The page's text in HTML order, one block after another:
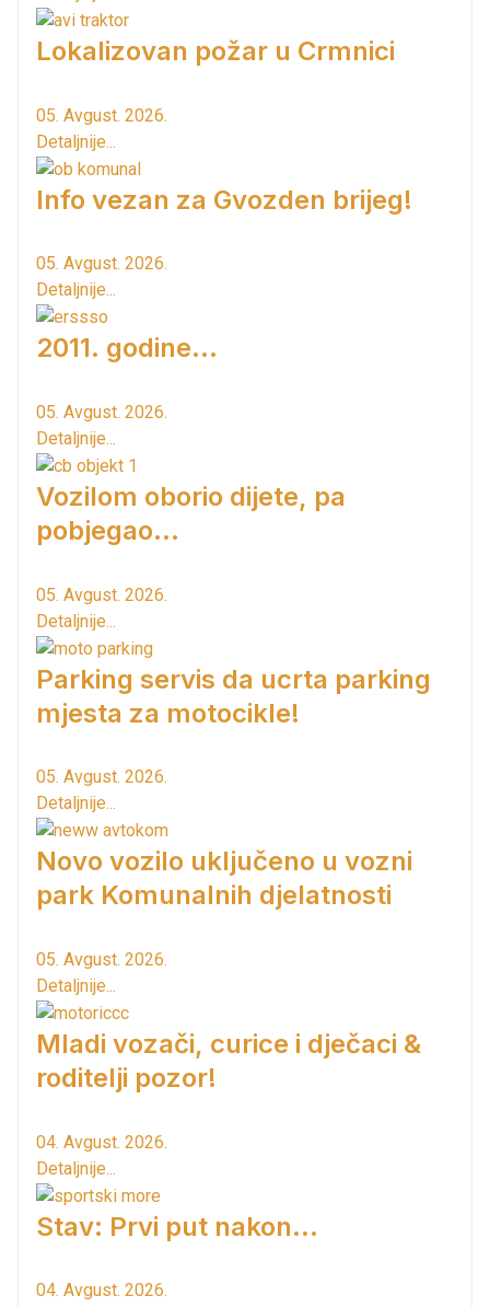
Lokalizovan požar u Crmnici
05. Avgust. 2026.
Detaljnije...
Info vezan za Gvozden brijeg!
05. Avgust. 2026.
Detaljnije...
2011. godine...
05. Avgust. 2026.
Detaljnije...
Vozilom oborio dijete, pa
pobjegao...
05. Avgust. 2026.
Detaljnije...
Parking servis da ucrta parking
mjesta za motocikle!
05. Avgust. 2026.
Detaljnije...
Novo vozilo uključeno u vozni
park Komunalnih djelatnosti
05. Avgust. 2026.
Detaljnije...
Mladi vozači, curice i dječaci &
roditelji pozor!
04. Avgust. 2026.
Detaljnije...
Stav: Prvi put nakon…
04. Avgust. 2026.